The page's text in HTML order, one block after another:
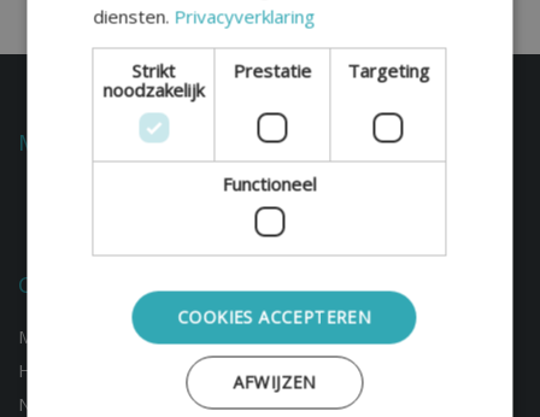
Mediation scheidingen
Wijzig jouw cookievoorkeuren
Contact Hoofdkantoor:
Mediation Scheidingen
Haarlem
Netherlands
diensten. Privacyverklaring
Strikt
noodzakelijk
Prestatie Targeting
Functioneel
COOKIES ACCEPTEREN
AFWIJZEN